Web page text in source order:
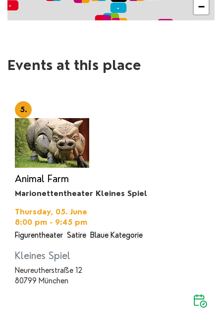
−
Events at this place
5.
Animal Farm
Marionettentheater Kleines Spiel
Thursday, 05. June
8:00 pm - 9:45 pm
Figurentheater Satire Blaue Kategorie
Kleines Spiel
Neureutherstraße 12
80799 München